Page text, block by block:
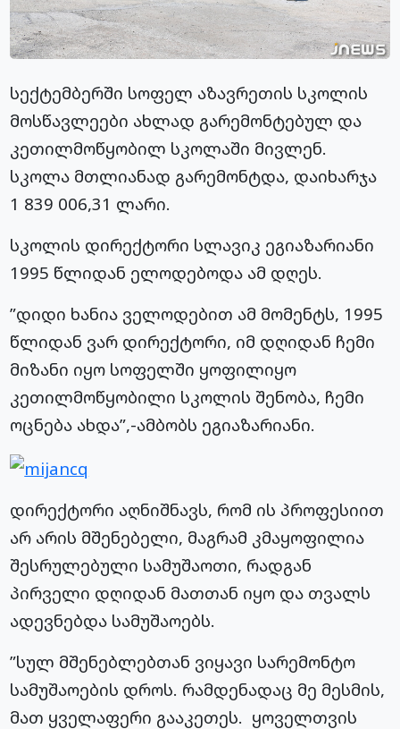
სექტემბერში სოფელ აზავრეთის სკოლის
მოსწავლეები ახლად გარემონტებულ და
კეთილმოწყობილ სკოლაში მივლენ.
სკოლა მთლიანად გარემონტდა, დაიხარჯა
1 839 006,31 ლარი.
სკოლის დირექტორი სლავიკ ეგიაზარიანი
1995 წლიდან ელოდებოდა ამ დღეს.
”დიდი ხანია ველოდებით ამ მომენტს, 1995
წლიდან ვარ დირექტორი, იმ დღიდან ჩემი
მიზანი იყო სოფელში ყოფილიყო
კეთილმოწყობილი სკოლის შენობა, ჩემი
ოცნება ახდა”,-ამბობს ეგიაზარიანი.
დირექტორი აღნიშნავს, რომ ის პროფესიით
არ არის მშენებელი, მაგრამ კმაყოფილია
შესრულებული სამუშაოთი, რადგან
პირველი დღიდან მათთან იყო და თვალს
ადევნებდა სამუშაოებს.
”სულ მშენებლებთან ვიყავი სარემონტო
სამუშაოების დროს. რამდენადაც მე მესმის,
მათ ყველაფერი გააკეთეს. ყოველთვის